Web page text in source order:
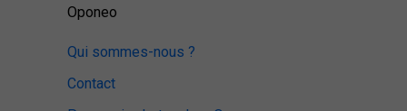
Oponeo
Qui sommes-nous ?
Contact